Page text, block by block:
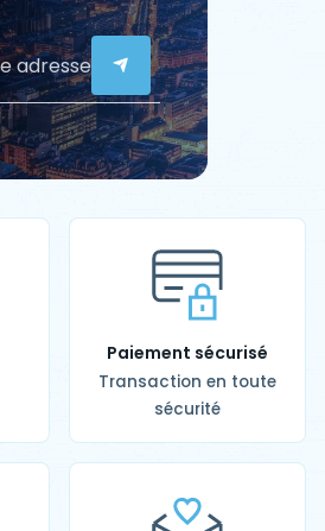
Paiement sécurisé
Transaction en toute
sécurité